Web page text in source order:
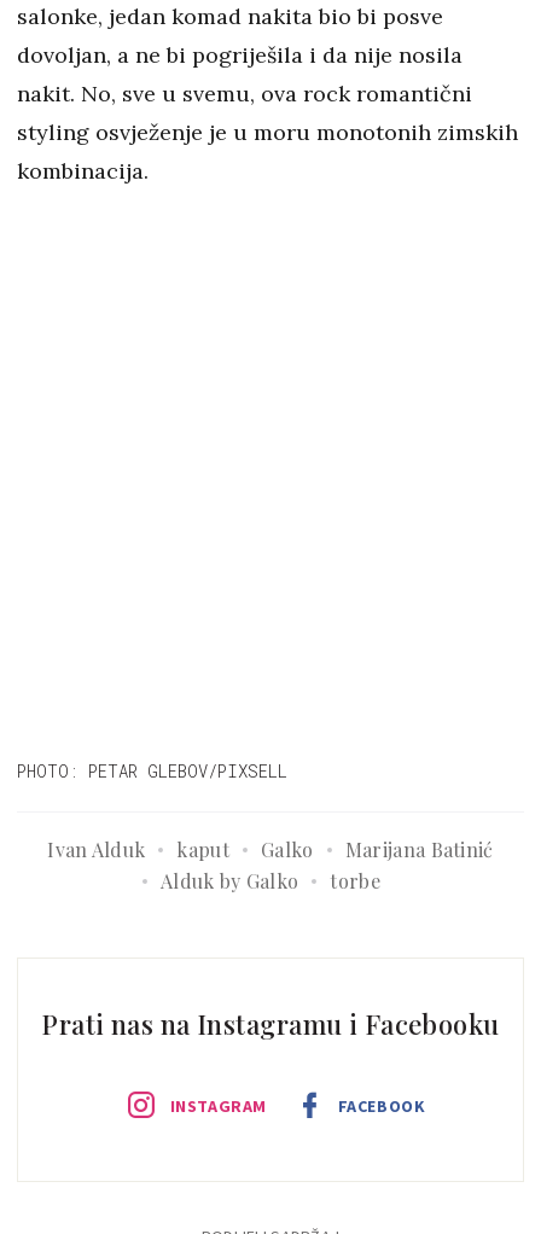
salonke, jedan komad nakita bio bi posve
dovoljan, a ne bi pogriješila i da nije nosila
nakit. No, sve u svemu, ova rock romantični
styling osvježenje je u moru monotonih zimskih
kombinacija.
PHOTO: PETAR GLEBOV/PIXSELL
Ivan Alduk kaput Galko
Marijana Batinić
Alduk by Galko
torbe
Prati nas na Instagramu i Facebooku
INSTAGRAM FACEBOOK